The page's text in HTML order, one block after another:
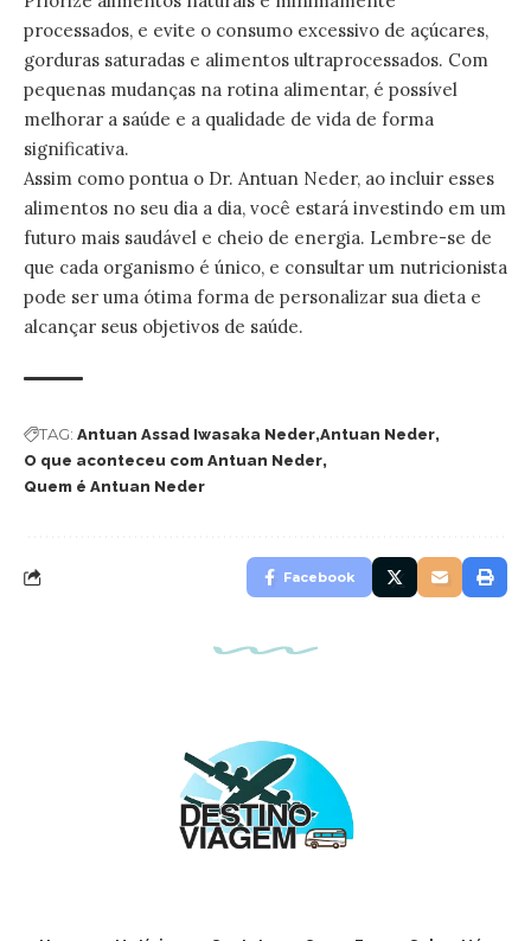
processados, e evite o consumo excessivo de açúcares,
gorduras saturadas e alimentos ultraprocessados. Com
pequenas mudanças na rotina alimentar, é possível
melhorar a saúde e a qualidade de vida de forma
significativa.
Assim como pontua o Dr. Antuan Neder, ao incluir esses
alimentos no seu dia a dia, você estará investindo em um
futuro mais saudável e cheio de energia. Lembre-se de
que cada organismo é único, e consultar um nutricionista
pode ser uma ótima forma de personalizar sua dieta e
alcançar seus objetivos de saúde.
TAG: Antuan Assad Iwasaka Neder Antuan Neder
O que aconteceu com Antuan Neder
Quem é Antuan Neder
Facebook